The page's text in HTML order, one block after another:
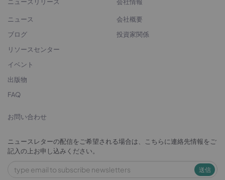
ニュース
ブログ
リソースセンター
イベント
出版物
FAQ
会社概要
投資家関係
お問い合わせ
ニュースレターの配信をご希望される場合は、こちらに連絡先情報をご
記入の上お申し込みください。
送信